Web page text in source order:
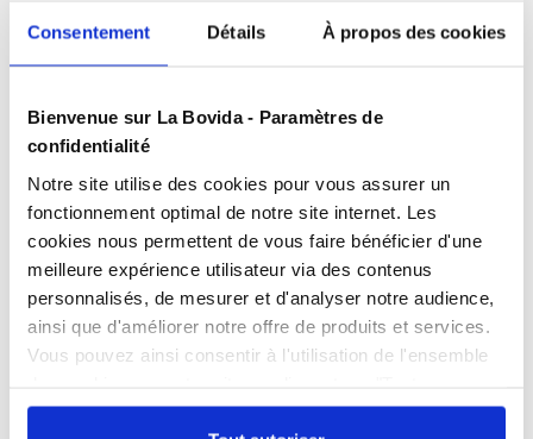
Consentement Détails À propos des cookies
Bienvenue sur La Bovida - Paramètres de
confidentialité
Notre site utilise des cookies pour vous assurer un
fonctionnement optimal de notre site internet. Les
cookies nous permettent de vous faire bénéficier d'une
meilleure expérience utilisateur via des contenus
personnalisés, de mesurer et d'analyser notre audience,
ainsi que d'améliorer notre offre de produits et services.
Vous pouvez ainsi consentir à l'utilisation de l'ensemble
autoriser". Cependant, si vous ne souhaitez autoriser que
Paiement
100% sécurisé
Devisgratuits
Brochettes plates inox 25 cm pour une
cuisson et présentation maitrisées
Ces piques à brochette en inox plat de 25 cm sont
conçus pour répondre aux besoins des
professionnels de la boucherie, restauration, traiteur...
La tige plate
Caractéristiques
Contact alimentaire oui
Inox
Produits complémentaires